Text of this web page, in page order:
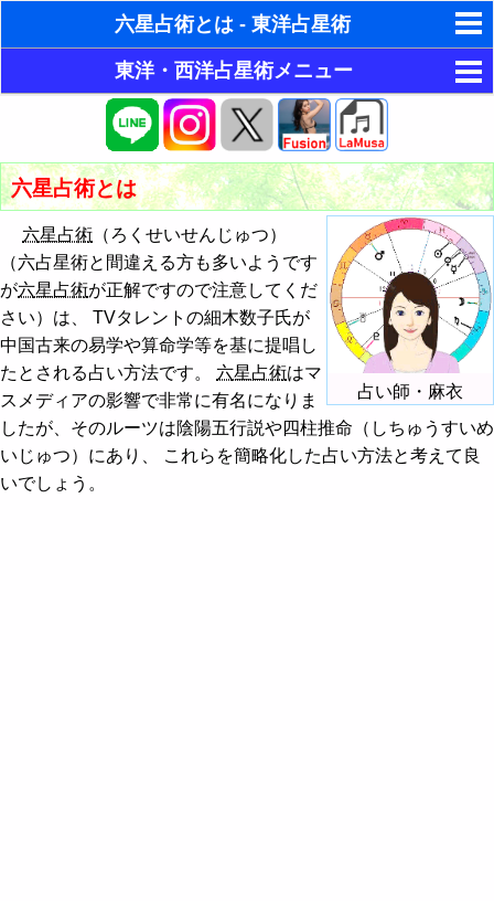
六星占術とは - 東洋占星術
ゆめの夢占い
人気の夢占い
ホラリー占星術
手相占いで未来診断
タロットカードで無料占い
命名の姓名判断
飛星派風水で住宅開運
男と女の心理学と心理テスト
東洋・西洋占星術メニュー
今月の運勢
今週の運勢
今日の運勢
相性占い
恋愛占い
ホロスコープ占星術
今月の運勢
今週の運勢
今日の運勢
本質診断
性格診断
近未来の運勢
人生の設計図
東洋占星術
簡単四柱推命（六星占術）で今月の運勢
簡単四柱推命（六星占術）で今週の運勢
簡単四柱推命（六星占術）で今日の運勢
簡単四柱推命（六星占術）で性格診断
簡単四柱推命（六星占術）で今月の相性
簡単四柱推命（六星占術）で今日の相性
パワーストーン
恋愛運・結婚運アップ
金運・財運アップ
仕事運・学問運アップ
健康運・生命力アップ
邪気払い・全体運
占い掲示板
占い掲示板の使用ルール
占い掲示板の投稿・編集
運勢メール配信登録
占いエンジン
今日の運勢 - ホロスコープ占星術
相性占い - ホロスコープ占星術
六星占術とは
占い師・麻衣
六星占術 （ろくせいせんじゅつ）
（六占星術と間違える方も多いようです
が六星占術が正解ですので注意してくだ
さい）は、 TVタレントの細木数子氏が
中国古来の易学や算命学等を基に提唱し
たとされる占い方法です。 六星占術はマ
スメディアの影響で非常に有名になりま
したが、そのルーツは陰陽五行説や四柱推命（しちゅうすいめ
いじゅつ）にあり、 これらを簡略化した占い方法と考えて良
いでしょう。